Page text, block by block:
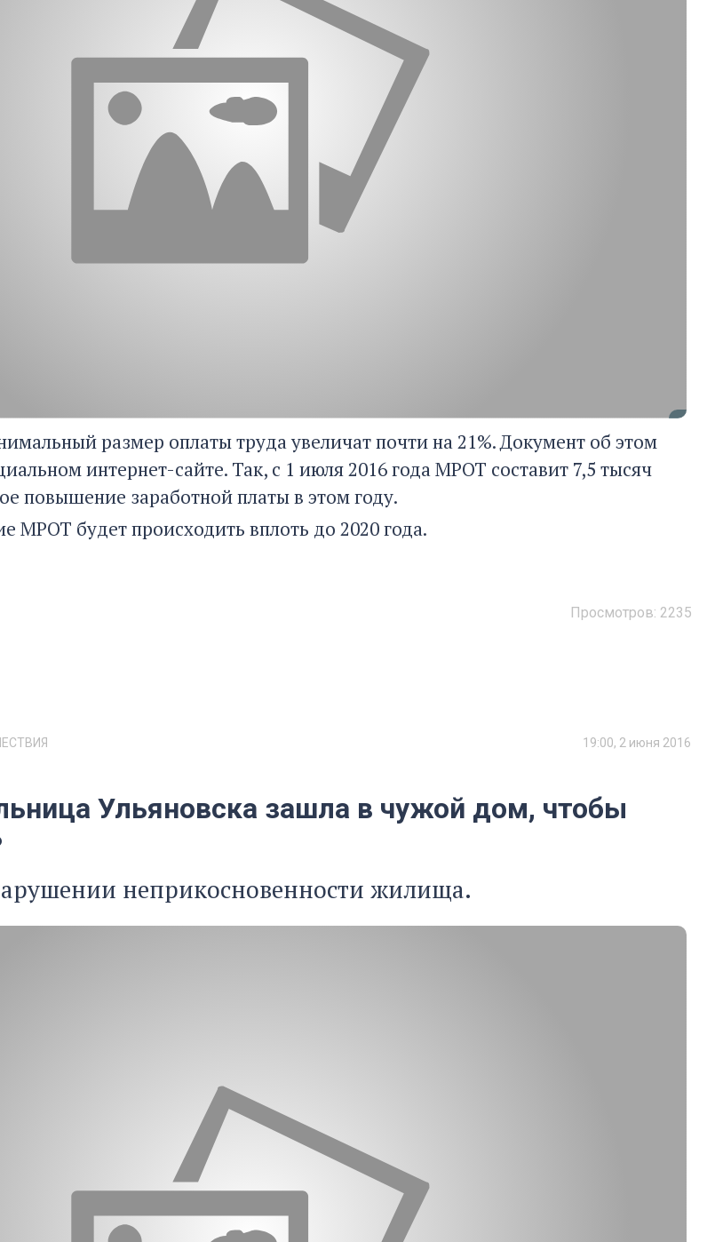
размер оплаты труда увеличат почти на 21%. Документ об этом
интернет-сайте. Так, с 1 июля 2016 года МРОТ составит 7,5 тысяч
повышение заработной платы в этом году.
МРОТ будет происходить вплоть до 2020 года.
Просмотров: 2235
19:00, 2 июня 2016
Ульяновска зашла в чужой дом, чтобы
неприкосновенности жилища.